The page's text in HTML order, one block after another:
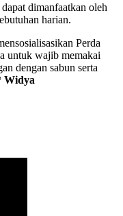
dimanfaatkan oleh
harian.
Perda
untuk wajib memakai
dengan sabun serta
Widya